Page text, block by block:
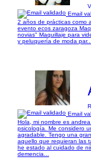
Email
2 años de prácticas como
evento ecos zaragoza
novias" Maquillaje para
y peluquería de moda par...
Email
Hola, mi nombre es
psicología. Me considero
agradable. Tengo una
aquello que requieran las
he estado al cuidado de
demencia...